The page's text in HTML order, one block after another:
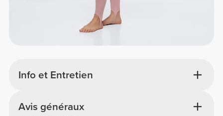
Info et Entretien
Avis généraux